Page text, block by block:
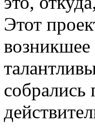
Этот
собрались